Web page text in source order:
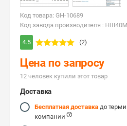
Код товара: GH-10689
Код завода производителя :
4.5 (2)
Цена по запросу
12 человек купили этот товар
Доставка
Бесплатная доставка до
компании